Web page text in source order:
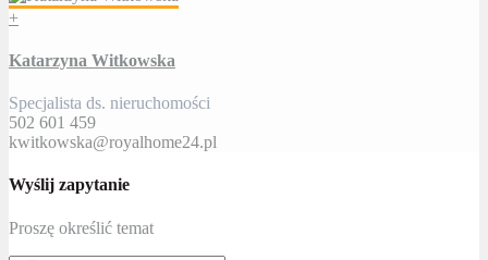
+
Katarzyna Witkowska
Specjalista ds. nieruchomości
502 601 459
kwitkowska@royalhome24.pl
Wyślij zapytanie
Proszę określić temat